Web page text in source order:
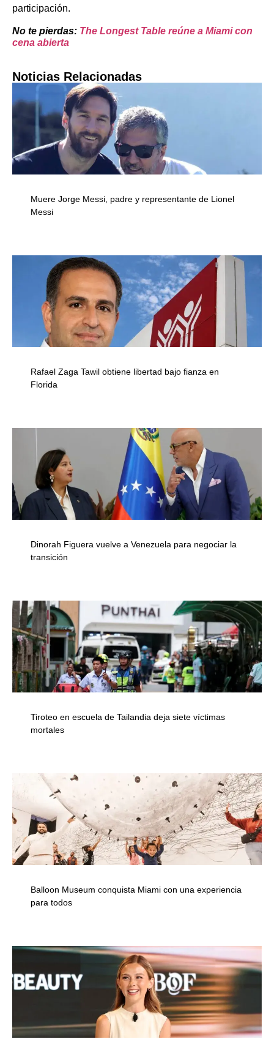
participación.
No te pierdas: The Longest Table reúne a Miami con
cena abierta
Noticias Relacionadas
Muere Jorge Messi, padre y representante de Lionel
Messi
Rafael Zaga Tawil obtiene libertad bajo fianza en
Florida
Dinorah Figuera vuelve a Venezuela para negociar la
transición
Tiroteo en escuela de Tailandia deja siete víctimas
mortales
Balloon Museum conquista Miami con una experiencia
para todos